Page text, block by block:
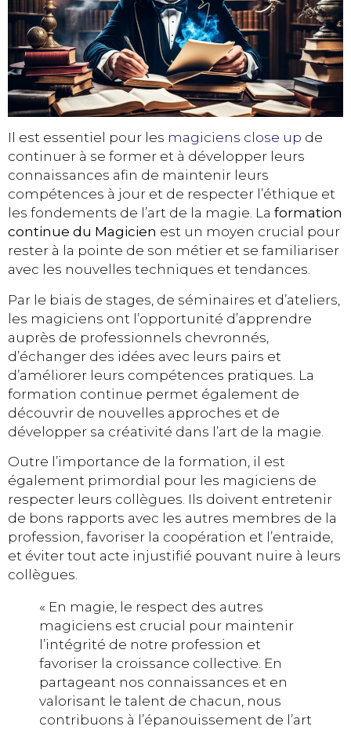
Il est essentiel pour les magiciens close up de
continuer à se former et à développer leurs
connaissances afin de maintenir leurs
compétences à jour et de respecter l’éthique et
les fondements de l’art de la magie. La formation
continue du Magicien est un moyen crucial pour
rester à la pointe de son métier et se familiariser
avec les nouvelles techniques et tendances.
Par le biais de stages, de séminaires et d’ateliers,
les magiciens ont l’opportunité d’apprendre
auprès de professionnels chevronnés,
d’échanger des idées avec leurs pairs et
d’améliorer leurs compétences pratiques. La
formation continue permet également de
découvrir de nouvelles approches et de
développer sa créativité dans l’art de la magie.
Outre l’importance de la formation, il est
également primordial pour les magiciens de
respecter leurs collègues. Ils doivent entretenir
de bons rapports avec les autres membres de la
profession, favoriser la coopération et l’entraide,
et éviter tout acte injustifié pouvant nuire à leurs
collègues.
« En magie, le respect des autres
magiciens est crucial pour maintenir
l’intégrité de notre profession et
favoriser la croissance collective. En
partageant nos connaissances et en
valorisant le talent de chacun, nous
contribuons à l’épanouissement de l’art